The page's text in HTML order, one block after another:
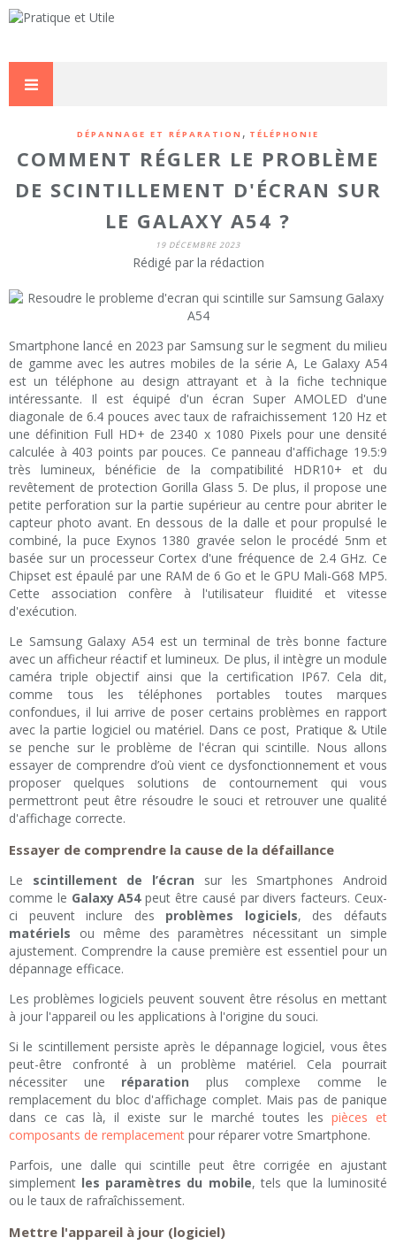
DÉPANNAGE ET RÉPARATION , TÉLÉPHONIE
COMMENT RÉGLER LE PROBLÈME
DE SCINTILLEMENT D'ÉCRAN SUR
LE GALAXY A54 ?
19 DÉCEMBRE 2023
Rédigé par la rédaction
Smartphone lancé en 2023 par Samsung sur le segment du milieu
de gamme avec les autres mobiles de la série A, Le Galaxy A54
est un téléphone au design attrayant et à la fiche technique
intéressante. Il est équipé d'un écran Super AMOLED d'une
diagonale de 6.4 pouces avec taux de rafraichissement 120 Hz et
une définition Full HD+ de 2340 x 1080 Pixels pour une densité
calculée à 403 points par pouces. Ce panneau d'affichage 19.5:9
très lumineux, bénéficie de la compatibilité HDR10+ et du
revêtement de protection Gorilla Glass 5. De plus, il propose une
petite perforation sur la partie supérieur au centre pour abriter le
capteur photo avant. En dessous de la dalle et pour propulsé le
combiné, la puce Exynos 1380 gravée selon le procédé 5nm et
basée sur un processeur Cortex d'une fréquence de 2.4 GHz. Ce
Chipset est épaulé par une RAM de 6 Go et le GPU Mali-G68 MP5.
Cette association confère à l'utilisateur fluidité et vitesse
d'exécution.
Le Samsung Galaxy A54 est un terminal de très bonne facture
avec un afficheur réactif et lumineux. De plus, il intègre un module
caméra triple objectif ainsi que la certification IP67. Cela dit,
comme tous les téléphones portables toutes marques
confondues, il lui arrive de poser certains problèmes en rapport
avec la partie logiciel ou matériel. Dans ce post, Pratique & Utile
se penche sur le problème de l'écran qui scintille. Nous allons
essayer de comprendre d’où vient ce dysfonctionnement et vous
proposer quelques solutions de contournement qui vous
permettront peut être résoudre le souci et retrouver une qualité
d'affichage correcte.
Essayer de comprendre la cause de la défaillance
Le scintillement de l’écran sur les Smartphones Android
comme le Galaxy A54peut être causé par divers facteurs. Ceux-
ci peuvent inclure des problèmes logiciels, des défauts
matériels ou même des paramètres nécessitant un simple
ajustement. Comprendre la cause première est essentiel pour un
dépannage efficace.
Les problèmes logiciels peuvent souvent être résolus en mettant
à jour l'appareil ou les applications à l'origine du souci.
Si le scintillement persiste après le dépannage logiciel, vous êtes
peut-être confronté à un problème matériel. Cela pourrait
nécessiter une réparation plus complexe comme le
remplacement du bloc d'affichage complet. Mais pas de panique
dans ce cas là, il existe sur le marché toutes lespièces et
composants de remplacement pour réparer votre Smartphone.
Parfois, une dalle qui scintille peut être corrigée en ajustant
simplement les paramètres du mobile, tels que la luminosité
ou le taux de rafraîchissement.
Mettre l'appareil à jour (logiciel)